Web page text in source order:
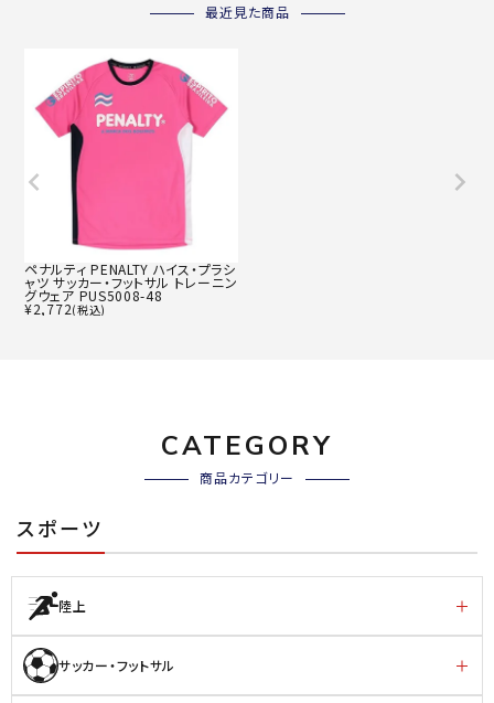
最近見た商品
ペナルティ PENALTY ハイス・プラシ
ャツ サッカー・フットサル トレーニン
グウェア PUS5008-48
¥2,772(税込)
CATEGORY
商品カテゴリー
スポーツ
陸上
サッカー・フットサル